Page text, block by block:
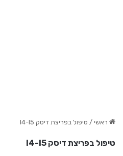
ראשי / טיפול בפריצת דיסק l4-l5
טיפול בפריצת דיסק l4-l5